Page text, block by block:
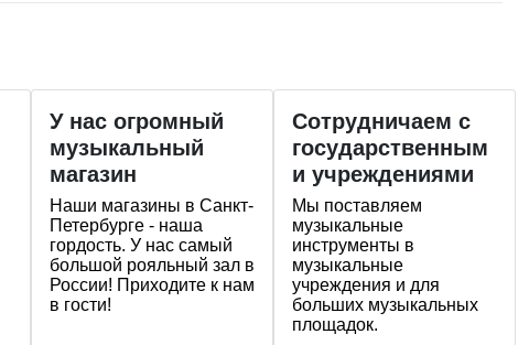
У нас огромный
музыкальный
магазин
Наши магазины в Санкт-
Петербурге - наша
гордость. У нас самый
большой рояльный зал в
России! Приходите к нам
в гости!
Сотрудничаем с
государственным
и учреждениями
Мы поставляем
музыкальные
инструменты в
музыкальные
учреждения и для
больших музыкальных
площадок.